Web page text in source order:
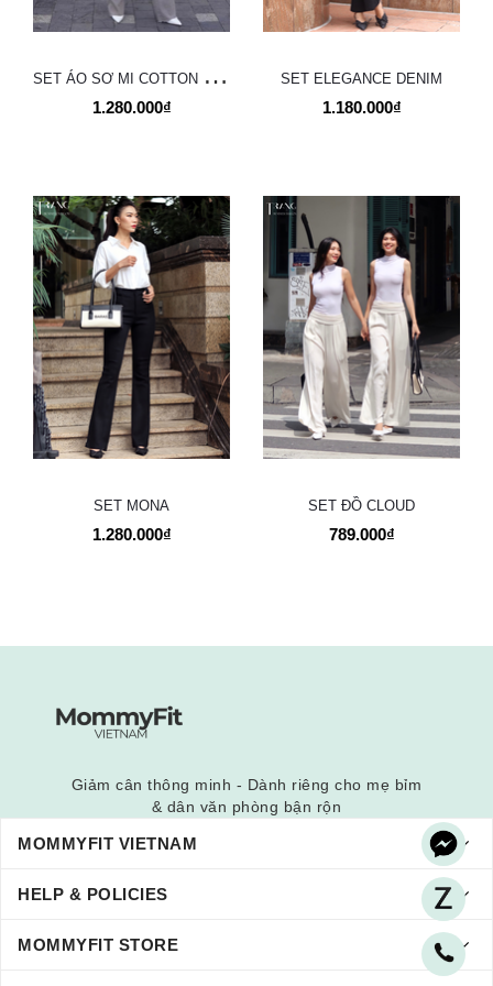
S
ET ÁO SƠ MI COTTON MONA + QUẦN JEANS ỐNG LOE XÁM
1.280.000₫
SET ELEGANCE DENIM
1.180.000₫
SET MONA
1.280.000₫
SET ĐỒ CLOUD
789.000₫
Giảm cân thông minh - Dành riêng cho mẹ bỉm
& dân văn phòng bận rộn
MOMMYFIT VIETNAM
HELP & POLICIES
MOMMYFIT STORE